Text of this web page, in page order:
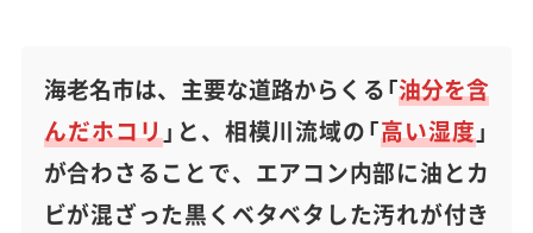
海老名市は、主要な道路からくる「油分を含
んだホコリ」と、相模川流域の「高い湿度」
が合わさることで、エアコン内部に油とカ
ビが混ざった黒くベタベタした汚れが付き